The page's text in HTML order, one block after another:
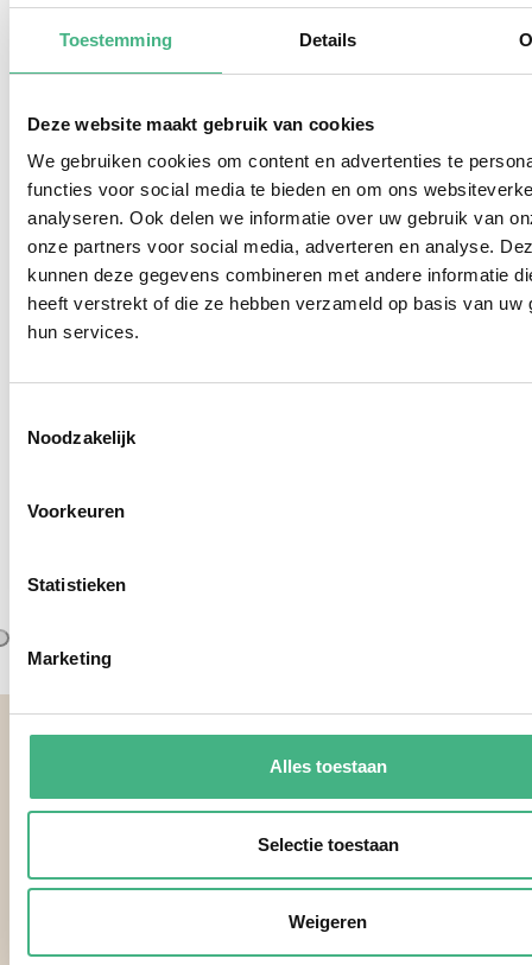
Toestemming Details
Deze website maakt gebruik van cookies
We gebruiken cookies om content en advertenties te
functies voor social media te bieden en om ons
analyseren. Ook delen we informatie over uw gebruik van
onze partners voor social media, adverteren en analyse.
kunnen deze gegevens combineren met andere informatie
heeft verstrekt of die ze hebben verzameld op basis van uw
hun services.
Noodzakelijk
Voorkeuren
Statistieken
Marketing
Alles toestaan
Selectie toestaan
Weigeren
"Zomer High Tea" in Buurtkamer
VOP - voor mantelzorgers
Kom lekker genieten en ontmoet andere
Footer
Contactgegevens
Minters